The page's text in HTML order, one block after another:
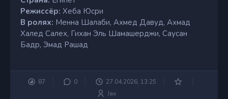
Режиссёр: Хеба Юсри
В ролях: Менна Шалаби, Ахмед Давуд, Ахмад
Халед Салех, Гихан Эль Шамашерджи, Саусан
Бадр, Эмад Рашад
87 0
27.04.2026, 13:25
Jax